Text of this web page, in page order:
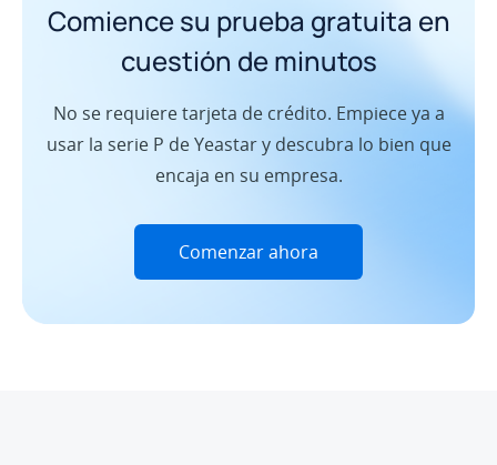
Comience su prueba gratuita en
cuestión de minutos
No se requiere tarjeta de crédito. Empiece ya a
usar la serie P de Yeastar y descubra lo bien que
encaja en su empresa.
Comenzar ahora